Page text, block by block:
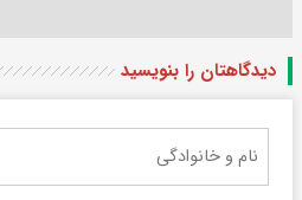
دیدگاهتان را بنویسید